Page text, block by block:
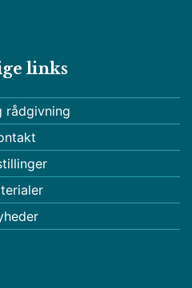
links
rådgivning